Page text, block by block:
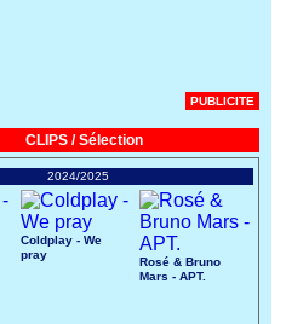
PUBLICITE
CLIPS / Sélection
2024/2025
Coldplay - We
pray
Rosé & Bruno
Mars - APT.